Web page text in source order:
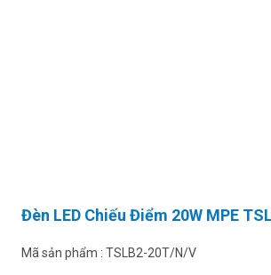
Đèn LED Chiếu Điểm 20W MPE
Mã sản phẩm : TSLB2-20T/N/V